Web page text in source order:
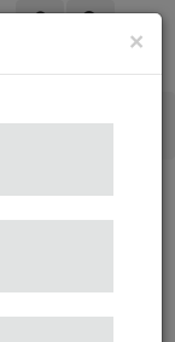
×